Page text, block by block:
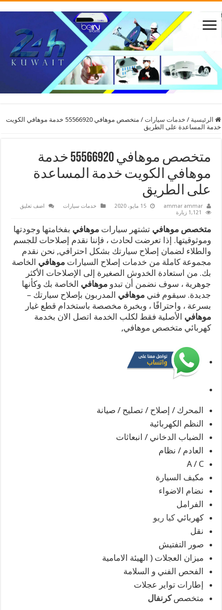
الرئيسية / خدمات سيارات /
متخصص موهافي 55566920 خدمة موهافي الكويت
خدمة المساعدة على الطريق
متخصص موهافي 55566920 خدمة
موهافي الكويت خدمة المساعدة
على الطريق
ammar ammar 15 مايو، 2020 خدمات سيارات
اضف تعليق
1,121 زيارة
متخصص موهافيتشتهر سياراتموهافي بفخامتها وجودتها
وموثوقيتها. إذا تعرضت لحادث ، فإننا نقدم إصلاحات للجسم
والطلاء لضمان إصلاح سيارتك بشكل احترافي, نحن نقدم
مجموعة كاملة من خدمات إصلاح السياراتموهافي الخاصة
بك. من استعادة الخدوش الصغيرة إلى الإصلاحات الأكثر
جوهرية ، سوف نضمن أن تبدوموهافي الخاصة بك وكأنها
جديدة. سيقوم فنيموهافي المدربون بإصلاح سيارتك –
بسرعة ، واحترافًا ، وبخبرة مخصصة باستخدام قطع غيار
موهافي الأصلية فقط لكلب الخدمة اتصل الان بخدمة
كهربائي متخصص موهافي,
المحرك / إصلاح / تصليح / صيانة
النظم الكهربائية
الضباب الدخاني / انبعاثات
العادم / نظام
A / C
مكيف السيارة
نضام الاضواء
الفرامل
كهربائيكيا ريو
نقل
صور التفتيش
ميزان العجلات ( الهيئة الامامية
الفحص الفني و السلامة
إطارات تواير عجلات
متخصصكرنفال